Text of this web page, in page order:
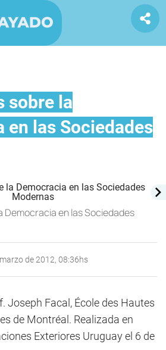
sobre la
en las Sociedades
Democracia en las Sociedades
de 2012, 08:36hs
Joseph Facal, École des Hautes
de Montréal. Realizada en
Exteriores Uruguay el 6 de